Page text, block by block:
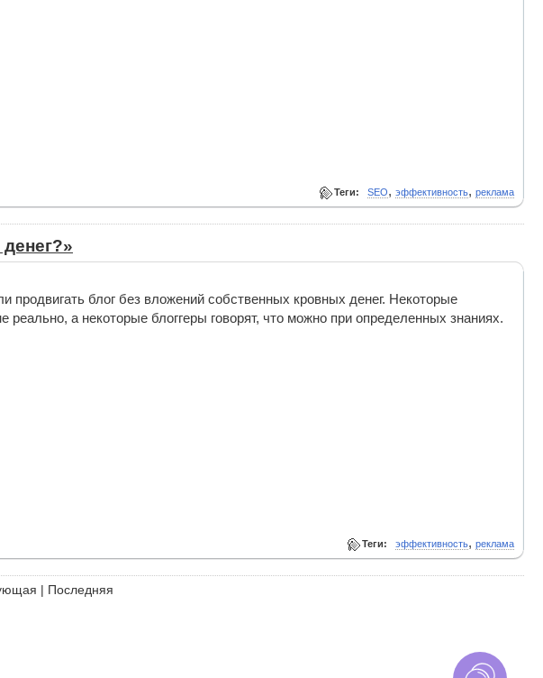
Теги: SEO, эффективность, реклама
продвигать блог без вложений собственных кровных денег. Некоторые
а некоторые блоггеры говорят, что можно при определенных знаниях.
Теги: эффективность, реклама
| Последняя